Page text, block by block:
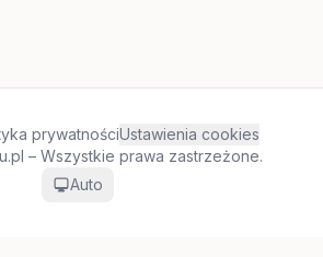
prywatnościUstawienia cookies
– Wszystkie prawa zastrzeżone.
Auto